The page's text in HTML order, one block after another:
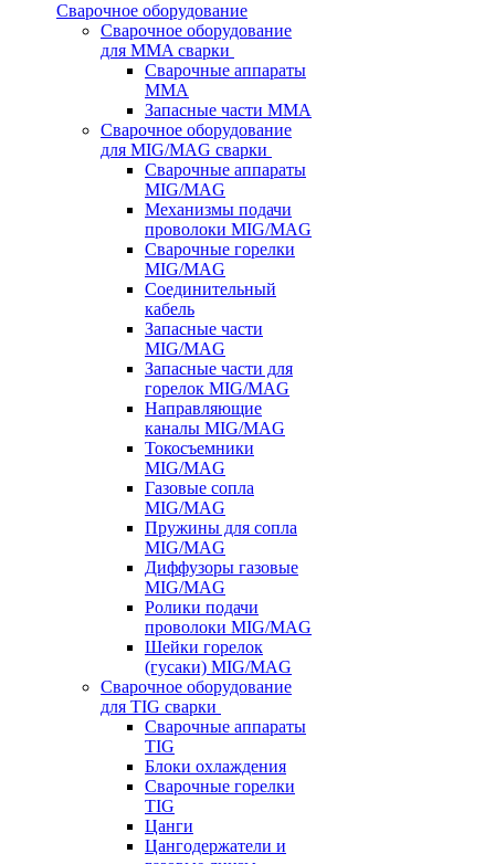
Сварочное оборудование
Сварочное оборудование
для MMA сварки
Сварочные аппараты
MMA
Запасные части MMA
Сварочное оборудование
для MIG/MAG сварки
Сварочные аппараты
MIG/MAG
Механизмы подачи
проволоки MIG/MAG
Сварочные горелки
MIG/MAG
Соединительный
кабель
Запасные части
MIG/MAG
Запасные части для
горелок MIG/MAG
Направляющие
каналы MIG/MAG
Токосъемники
MIG/MAG
Газовые сопла
MIG/MAG
Пружины для сопла
MIG/MAG
Диффузоры газовые
MIG/MAG
Ролики подачи
проволоки MIG/MAG
Шейки горелок
(гусаки) MIG/MAG
Сварочное оборудование
для TIG сварки
Сварочные аппараты
TIG
Блоки охлаждения
Сварочные горелки
TIG
Цанги
Цангодержатели и